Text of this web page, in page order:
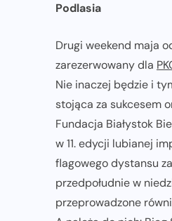
Podlasia
Drugi weekend maja
zarezerwowany dla
Nie inaczej będzie i
stojąca za sukcesem
Fundacja Białystok
w 11. edycji lubianej
flagowego dystansu
przedpołudnie w
przeprowadzone